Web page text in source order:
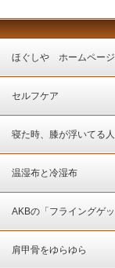
ほぐしや ホームペー
セルフケア
寝た時、膝が浮いてる人
温湿布と冷湿布
AKBの「フライングゲ
肩甲骨をゆらゆら